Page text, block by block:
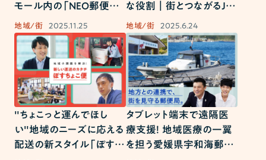
モール内の「NEO郵便局」
をレポート｜街とつながる
JP百景 Vol.10
地域/街 2025.11.25
な役割｜街とつながるJP
百景 Vol.9
地域/街 2025.6.24
"ちょこっと運んでほし
い"地域のニーズに応える
配送の新スタイル「ぽすち
タブレット端末で遠隔医
療支援！ 地域医療の一翼
を担う愛媛県宇和海郵便